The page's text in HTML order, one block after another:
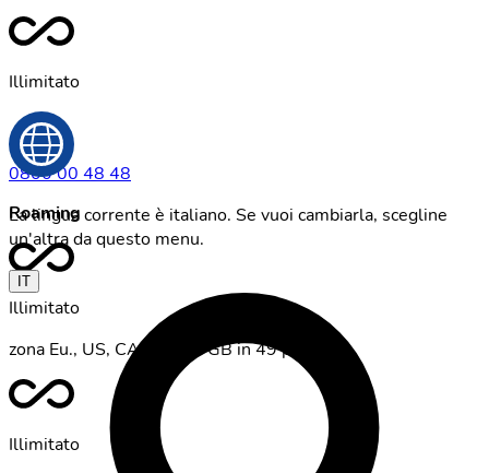
0800 00 48 48
La lingua corrente è italiano. Se vuoi cambiarla, scegline
un'altra da questo menu.
IT
Illimitato
Roaming
Illimitato
zona Eu., US, CA, TU + 5 GB in 49 paesi
Illimitato